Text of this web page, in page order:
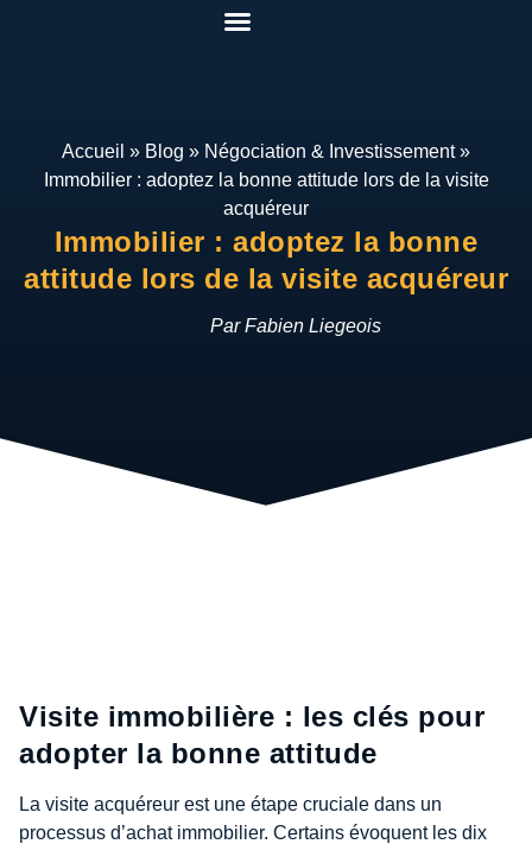
Accueil » Blog » Négociation & Investissement»
Immobilier : adoptez la bonne attitude lors de la visite
acquéreur
Immobilier : adoptez la bonne
attitude lors de la visite acquéreur
Par Fabien Liegeois
Visite immobilière : les clés pour
adopter la bonne attitude
La visite acquéreur est une étape cruciale dans un
processus d’achat immobilier. Certains évoquent les dix